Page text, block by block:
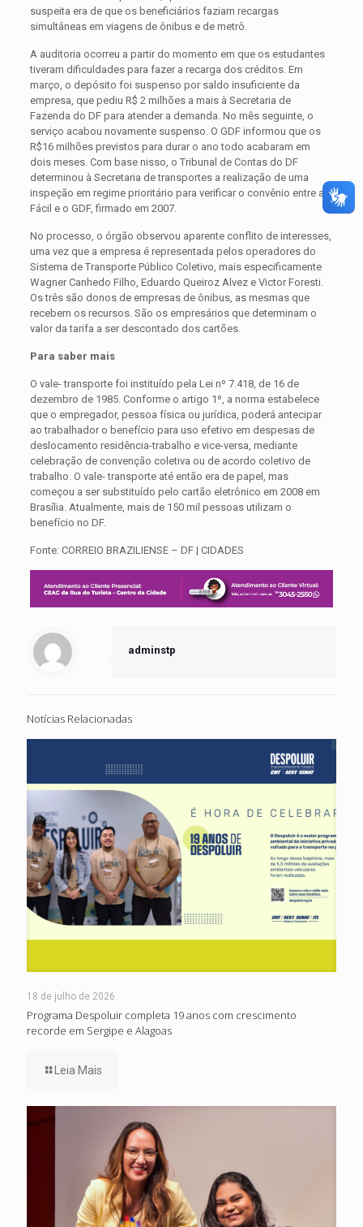
suspeita era de que os beneficiários faziam recargas
simultâneas em viagens de ônibus e de metrô.
A auditoria ocorreu a partir do momento em que os estudantes
tiveram dificuldades para fazer a recarga dos créditos. Em
março, o depósito foi suspenso por saldo insuficiente da
empresa, que pediu R$ 2 milhões a mais à Secretaria de
Fazenda do DF para atender a demanda. No mês seguinte, o
serviço acabou novamente suspenso. O GDF informou que os
R$16 milhões previstos para durar o ano todo acabaram em
dois meses. Com base nisso, o Tribunal de Contas do DF
determinou à Secretaria de transportes a realização de uma
inspeção em regime prioritário para verificar o convênio entre a
Fácil e o GDF, firmado em 2007.
No processo, o órgão observou aparente conflito de interesses,
uma vez que a empresa é representada pelos operadores do
Sistema de Transporte Público Coletivo, mais especificamente
Wagner Canhedo Filho, Eduardo Queiroz Alvez e Victor Foresti.
Os três são donos de empresas de ônibus, as mesmas que
recebem os recursos. São os empresários que determinam o
valor da tarifa a ser descontado dos cartões.
Para saber mais
O vale- transporte foi instituído pela Lei nº 7.418, de 16 de
dezembro de 1985. Conforme o artigo 1º, a norma estabelece
que o empregador, pessoa física ou jurídica, poderá antecipar
ao trabalhador o benefício para uso efetivo em despesas de
deslocamento residência-trabalho e vice-versa, mediante
celebração de convenção coletiva ou de acordo coletivo de
trabalho. O vale- transporte até então era de papel, mas
começou a ser substituído pelo cartão eletrônico em 2008 em
Brasília. Atualmente, mais de 150 mil pessoas utilizam o
benefício no DF.
Fonte: CORREIO BRAZILIENSE – DF | CIDADES
adminstp
Notícias Relacionadas
18 de julho de 2026
Programa Despoluir completa 19 anos com crescimento
recorde em Sergipe e Alagoas
Leia Mais